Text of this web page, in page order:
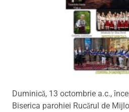
Duminică, 13 octombrie a.c.,
Biserica parohiei Rucărul de